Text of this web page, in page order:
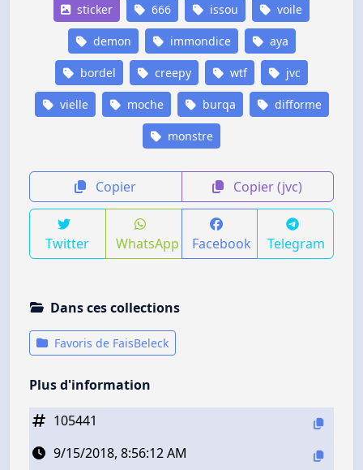
sticker 666 issou voile
demon immondice aya
bordel creepy wtf jvc
vielle moche burqa difforme
monstre
Copier Copier (jvc)
Twitter WhatsApp Facebook Telegram
Dans ces collections
Favoris de FaisBeleck
Plus d'information
105441
9/15/2018, 8:56:12 AM